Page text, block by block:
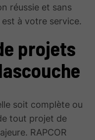
réussie et sans
à votre service.
projets
soit complète ou
tout projet de
RAPCOR